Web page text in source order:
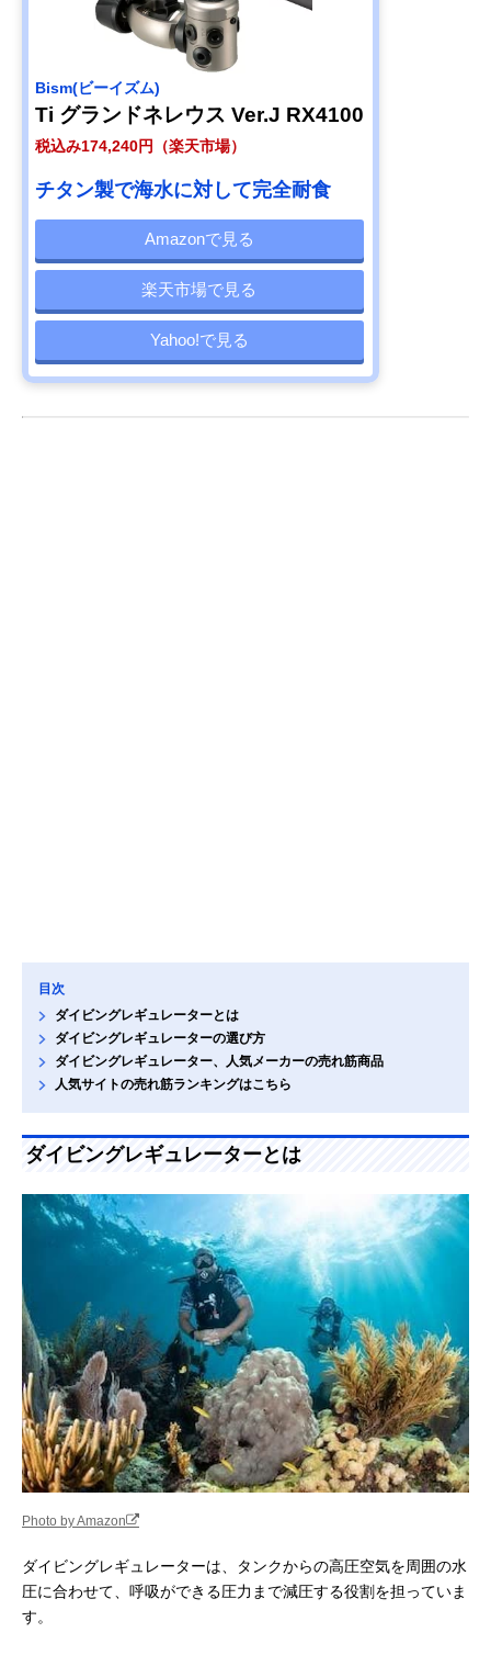
Bism(ビーイズム)
Ti グランドネレウス Ver.J RX4100
税込み174,240円（楽天市場）
チタン製で海水に対して完全耐食
Amazonで見る
楽天市場で見る
Yahoo!で見る
目次
ダイビングレギュレーターとは
ダイビングレギュレーターの選び方
ダイビングレギュレーター、人気メーカーの売れ筋商品
人気サイトの売れ筋ランキングはこちら
ダイビングレギュレーターとは
Photo by Amazon
ダイビングレギュレーターは、タンクからの高圧空気を周囲の水
圧に合わせて、呼吸ができる圧力まで減圧する役割を担っていま
す。